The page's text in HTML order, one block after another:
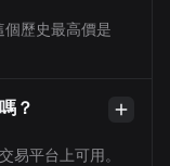
歷史最高價是
？
易平台上可用。